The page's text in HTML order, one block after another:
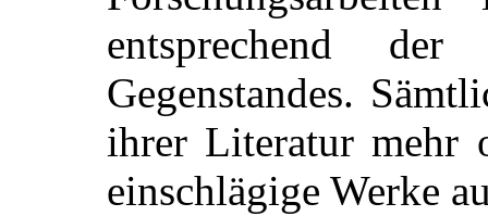
entsprechend
Gegenstandes.
ihrer Literatur mehr
einschlägige Werke